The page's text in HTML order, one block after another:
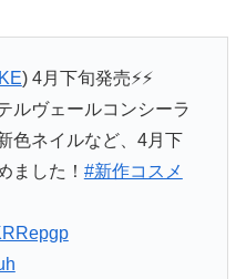
) 4月下旬発売⚡️⚡️
ルヴェールコンシーラ
色ネイルなど、4月下
ました！ #新作コスメ